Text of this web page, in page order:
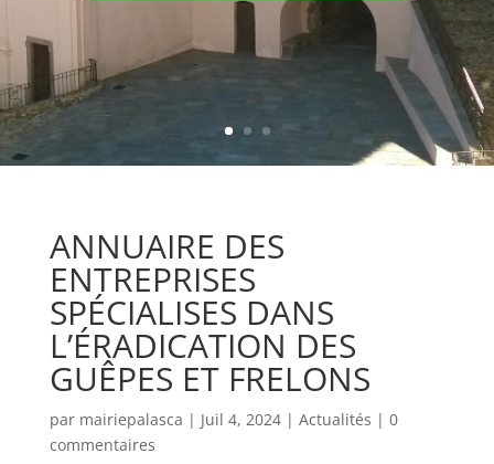
ANNUAIRE DES
ENTREPRISES
SPÉCIALISES DANS
L’ÉRADICATION DES
GUÊPES ET FRELONS
par mairiepalasca | Juil 4, 2024| Actualités | 0
commentaires